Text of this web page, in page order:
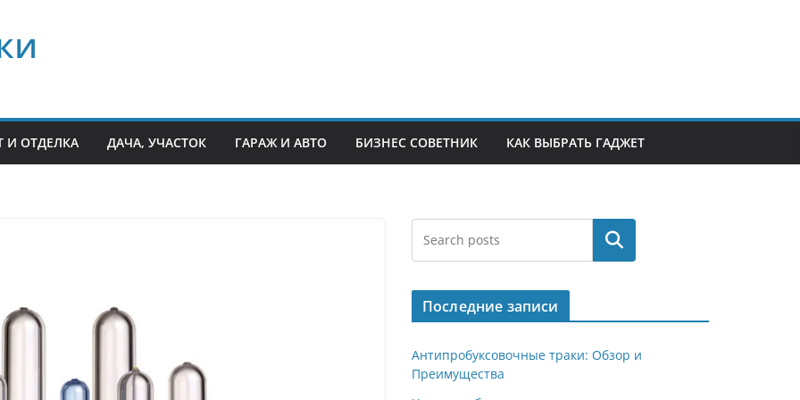
И ОТДЕЛКА ДАЧА, УЧАСТОК ГАРАЖ И АВТО БИЗНЕС СОВЕТНИК КАК ВЫБРАТЬ ГАДЖЕТ
Поиск
Последние записи
Антипробуксовочные траки: Обзор и
Преимущества